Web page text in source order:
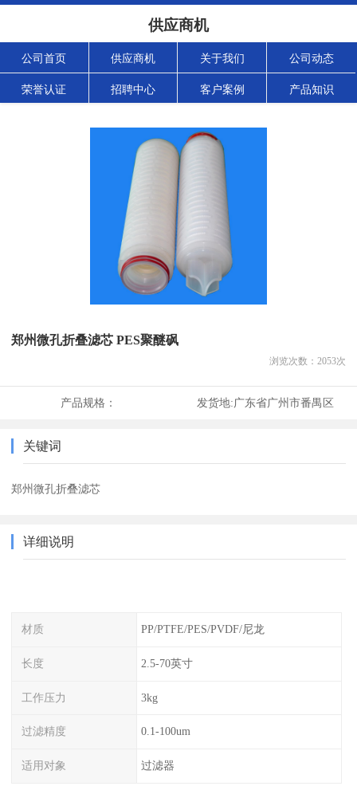
供应商机
公司首页 供应商机 关于我们 公司动态
荣誉认证 招聘中心 客户案例 产品知识
郑州微孔折叠滤芯 PES聚醚砜
浏览次数： 2053次
产品规格： 发货地:广东省广州市番禺区
关键词
郑州微孔折叠滤芯
详细说明
材质 PP/PTFE/PES/PVDF/尼龙
长度 2.5-70英寸
工作压力 3kg
过滤精度 0.1-100um
适用对象 过滤器